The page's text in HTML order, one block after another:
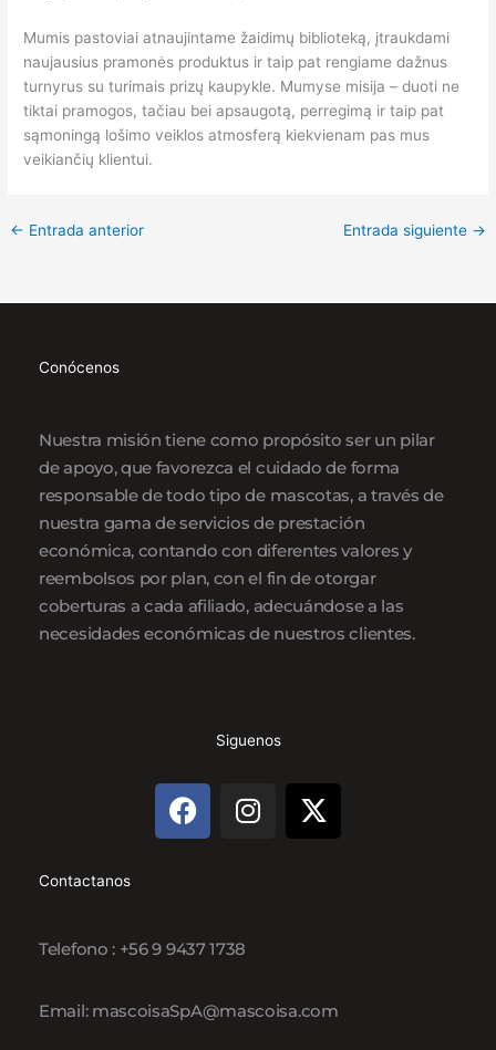
Mumis pastoviai atnaujintame žaidimų biblioteką, įtraukdami
naujausius pramonės produktus ir taip pat rengiame dažnus
turnyrus su turimais prizų kaupykle. Mumyse misija – duoti ne
tiktai pramogos, tačiau bei apsaugotą, perregimą ir taip pat
sąmoningą lošimo veiklos atmosferą kiekvienam pas mus
veikiančių klientui.
← Entrada anterior Entrada siguiente →
Conócenos
Nuestra misión tiene como propósito ser un pilar
de apoyo, que favorezca el cuidado de forma
responsable de todo tipo de mascotas, a través de
nuestra gama de servicios de prestación
económica, contando con diferentes valores y
reembolsos por plan, con el fin de otorgar
coberturas a cada afiliado, adecuándose a las
necesidades económicas de nuestros clientes.
Siguenos
F
a
o
I
n
m
X
-
r
Contactanos
Telefono : +56 9 9437 1738
Email: mascoisaSpA@mascoisa.com